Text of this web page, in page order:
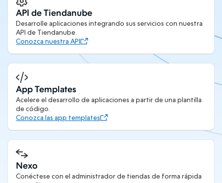
API de Tiendanube
Desarrolle aplicaciones integrando sus servicios con nuestra
API de Tiendanube.
Conozca nuestra API
App Templates
Acelere el desarrollo de aplicaciones a partir de una plantilla
de código.
Conozca las app templates
Nexo
Conéctese con el administrador de tiendas de forma rápida